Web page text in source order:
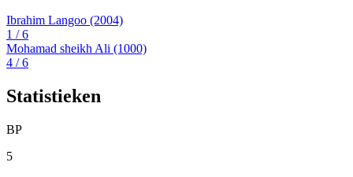
Ibrahim Langoo (2004)
1 / 6
Mohamad sheikh Ali (1000)
4 / 6
Statistieken
BP
5